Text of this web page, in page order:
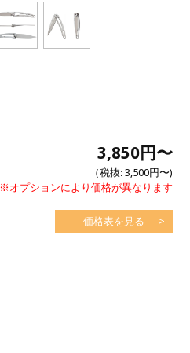
3,850円 〜
（税抜: 3,500円〜)
※オプションにより価格が異なります
価格表を見る